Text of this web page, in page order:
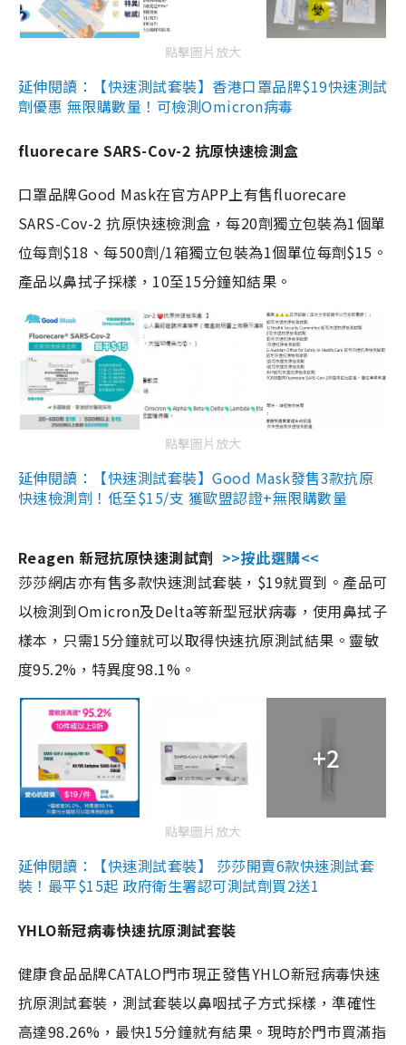
點擊圖片放大
延伸閱讀：【快速測試套裝】香港口罩品牌$19快速測試
劑優惠 無限購數量！可檢測Omicron病毒
fluorecare SARS-Cov-2 抗原快速檢測盒
口罩品牌Good Mask在官方APP上有售fluorecare
SARS-Cov-2 抗原快速檢測盒，每20劑獨立包裝為1個單
位每劑$18、每500劑/1箱獨立包裝為1個單位每劑$15。
產品以鼻拭子採樣，10至15分鐘知結果。
點擊圖片放大
延伸閱讀：【快速測試套裝】Good Mask發售3款抗原
快速檢測劑！低至$15/支 獲歐盟認證+無限購數量
Reagen 新冠抗原快速測試劑 >>按此選購<<
莎莎網店亦有售多款快速測試套裝，$19就買到。產品可
以檢測到Omicron及Delta等新型冠狀病毒，使用鼻拭子
樣本，只需15分鐘就可以取得快速抗原測試結果。靈敏
度95.2%，特異度98.1%。
+2
點擊圖片放大
延伸閱讀：【快速測試套裝】 莎莎開賣6款快速測試套
裝！最平$15起 政府衛生署認可測試劑買2送1
YHLO新冠病毒快速抗原測試套裝
健康食品品牌CATALO門市現正發售YHLO新冠病毒快速
抗原測試套裝，測試套裝以鼻咽拭子方式採樣，準確性
高達98.26%，最快15分鐘就有結果。現時於門市買滿指